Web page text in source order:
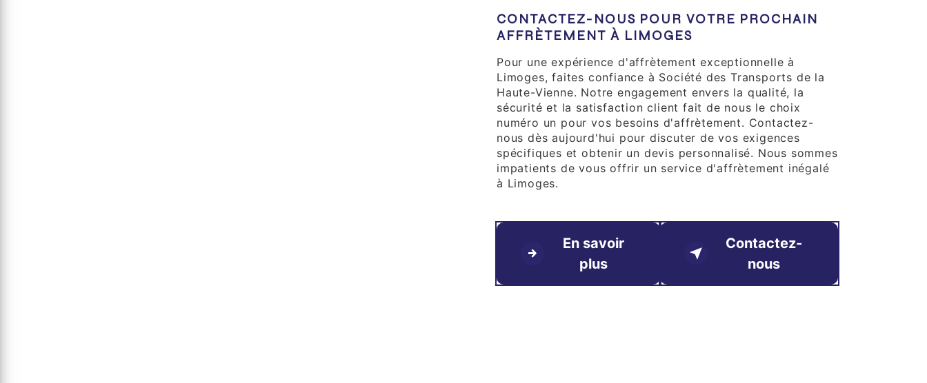
CONTACTEZ-NOUS POUR VOTRE PROCHAIN
AFFRÈTEMENT À LIMOGES
Pour une expérience d'affrètement exceptionnelle à
Limoges, faites confiance à Société des Transports de la
Haute-Vienne. Notre engagement envers la qualité, la
sécurité et la satisfaction client fait de nous le choix
numéro un pour vos besoins d'affrètement. Contactez-
nous dès aujourd'hui pour discuter de vos exigences
spécifiques et obtenir un devis personnalisé. Nous sommes
impatients de vous offrir un service d'affrètement inégalé
à Limoges.
En savoir
plus
Contactez-
nous